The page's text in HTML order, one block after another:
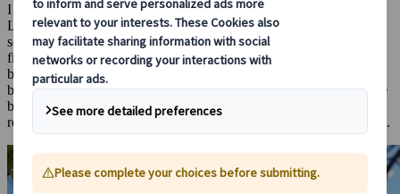
I gioielli floreali delle isole sbocciano alla prima brezza primaverile.
La corteccia scura e rugosa dei sakura (ciliegi), ancora scoperta e
scavata dal gelo pungente dell’inverno, attecchisce sulle rive dei
fiumi, lungo i binari dei treni e i prati pieni di nuova vita. I giovani
bulbi si ispessiscono, unendosi l’uno all’altro a formare quasi dei
bouquet. Le cortecce pallide contrastano con i fiori e… ecco! Il sole
brilla sui rami pieni di ciò che appare come neve dalla sfumatura
rosa pallido, andando a creare un contrasto visivo da togliere il fiato.